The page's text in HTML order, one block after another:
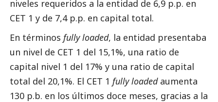
niveles requeridos a la entidad de 6,9 p.p. en
CET 1 y de 7,4 p.p. en capital total.
En términos fully loaded, la entidad presentaba
un nivel de CET 1 del 15,1%, una ratio de
capital nivel 1 del 17% y una ratio de capital
total del 20,1%. El CET 1 fully loadedaumenta
130 p.b. en los últimos doce meses, gracias a la